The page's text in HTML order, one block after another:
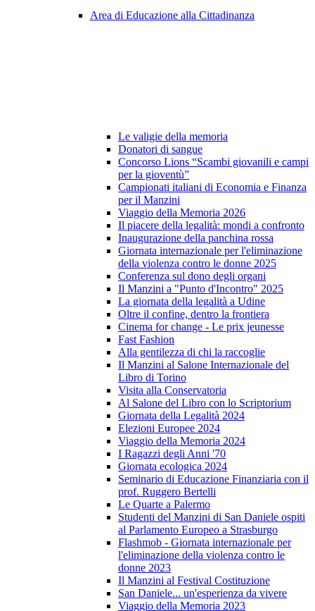
Area di Educazione alla Cittadinanza
Le valigie della memoria
Donatori di sangue
Concorso Lions “Scambi giovanili e campi
per la gioventù”
Campionati italiani di Economia e Finanza
per il Manzini
Viaggio della Memoria 2026
Il piacere della legalità: mondi a confronto
Inaugurazione della panchina rossa
Giornata internazionale per l'eliminazione
della violenza contro le donne 2025
Conferenza sul dono degli organi
Il Manzini a "Punto d'Incontro" 2025
La giornata della legalità a Udine
Oltre il confine, dentro la frontiera
Cinema for change - Le prix jeunesse
Fast Fashion
Alla gentilezza di chi la raccoglie
Il Manzini al Salone Internazionale del
Libro di Torino
Visita alla Conservatoria
Al Salone del Libro con lo Scriptorium
Giornata della Legalità 2024
Elezioni Europee 2024
Viaggio della Memoria 2024
I Ragazzi degli Anni '70
Giornata ecologica 2024
Seminario di Educazione Finanziaria con il
prof. Ruggero Bertelli
Le Quarte a Palermo
Studenti del Manzini di San Daniele ospiti
al Parlamento Europeo a Strasburgo
Flashmob - Giornata internazionale per
l'eliminazione della violenza contro le
donne 2023
Il Manzini al Festival Costituzione
San Daniele... un'esperienza da vivere
Viaggio della Memoria 2023